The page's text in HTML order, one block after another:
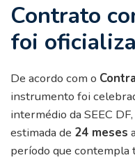
Contrato
foi
De acordo com o
instrumento foi
intermédio da SEEC
estimada de 24 meses
período que contempla